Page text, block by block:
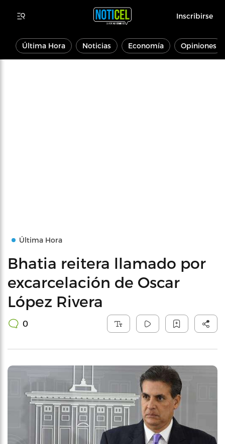
Inscribirse
Última Hora Noticias Economía Opiniones
Última Hora
Bhatia reitera llamado por
excarcelación de Oscar
López Rivera
0